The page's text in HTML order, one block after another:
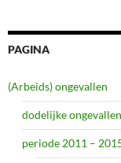
PAGINA
(Arbeids) ongevallen
dodelijke
periode 2011 –